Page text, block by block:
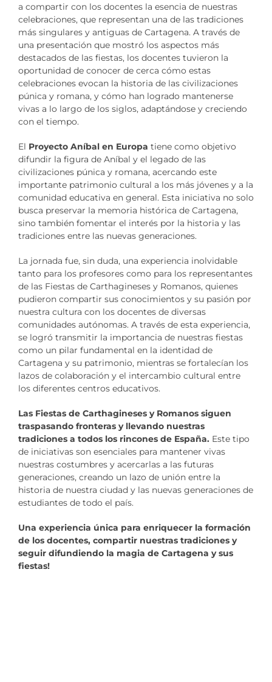
a compartir con los docentes la esencia de nuestras
celebraciones, que representan una de las tradiciones
más singulares y antiguas de Cartagena. A través de
una presentación que mostró los aspectos más
destacados de las fiestas, los docentes tuvieron la
oportunidad de conocer de cerca cómo estas
celebraciones evocan la historia de las civilizaciones
púnica y romana, y cómo han logrado mantenerse
vivas a lo largo de los siglos, adaptándose y creciendo
con el tiempo.
El Proyecto Aníbal en Europa tiene como objetivo
difundir la figura de Aníbal y el legado de las
civilizaciones púnica y romana, acercando este
importante patrimonio cultural a los más jóvenes y a la
comunidad educativa en general. Esta iniciativa no solo
busca preservar la memoria histórica de Cartagena,
sino también fomentar el interés por la historia y las
tradiciones entre las nuevas generaciones.
La jornada fue, sin duda, una experiencia inolvidable
tanto para los profesores como para los representantes
de las Fiestas de Carthagineses y Romanos, quienes
pudieron compartir sus conocimientos y su pasión por
nuestra cultura con los docentes de diversas
comunidades autónomas. A través de esta experiencia,
se logró transmitir la importancia de nuestras fiestas
como un pilar fundamental en la identidad de
Cartagena y su patrimonio, mientras se fortalecían los
lazos de colaboración y el intercambio cultural entre
los diferentes centros educativos.
Las Fiestas de Carthagineses y Romanos siguen
traspasando fronteras y llevando nuestras
tradiciones a todos los rincones de España.Este tipo
de iniciativas son esenciales para mantener vivas
nuestras costumbres y acercarlas a las futuras
generaciones, creando un lazo de unión entre la
historia de nuestra ciudad y las nuevas generaciones de
estudiantes de todo el país.
Una experiencia única para enriquecer la formación
de los docentes, compartir nuestras tradiciones y
seguir difundiendo la magia de Cartagena y sus
fiestas!